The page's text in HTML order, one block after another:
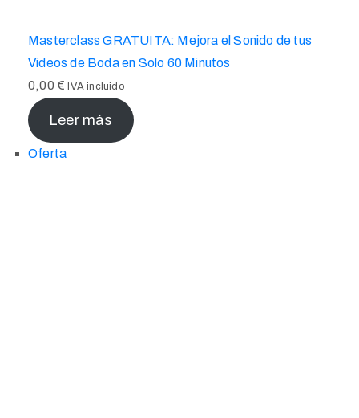
Masterclass GRATUITA: Mejora el Sonido de tus
Videos de Boda en Solo 60 Minutos​
0,00 € IVA incluido
Leer más
Oferta